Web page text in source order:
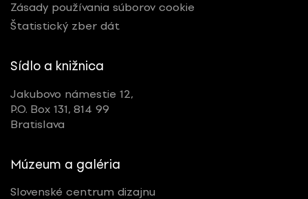
Zásady používania súborov cookie
Štatistický zber dát
Sídlo a knižnica
Jakubovo námestie 12,
P.O. Box 131, 814 99
Bratislava
Múzeum a galéria
Slovenské centrum dizajnu